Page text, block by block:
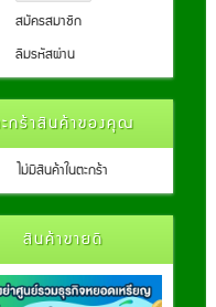
สมัครสมาชิก
ลืมรหัสผ่าน
กร้าสินค้าของคุณ
ไม่มีสินค้าในตะกร้า
สินค้าขายดี